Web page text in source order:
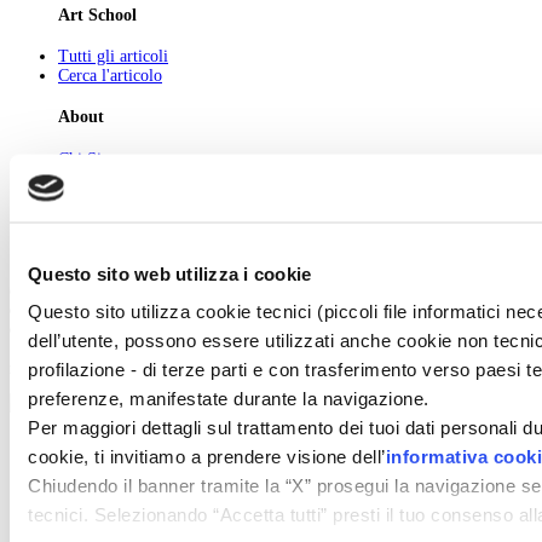
Questo sito web utilizza i cookie
Questo sito utilizza cookie tecnici (piccoli file informatici
dell’utente, possono essere utilizzati anche cookie non
profilazione - di terze parti e con trasferimento verso paesi
preferenze, manifestate durante la navigazione.
Per maggiori dettagli sul trattamento dei tuoi dati personali
cookie, ti invitiamo a prendere visione dell’informativa
Chiudendo il banner tramite la “X” prosegui la navigazione
tecnici. Selezionando “Accetta tutti” presti il tuo consenso
Art School
Tutti gli articoli
Cerca l'articolo
About
Chi Siamo
Pubblicità
Newsletter
Codice fiscale e numero d'iscrizione al Registro Imprese di Milano - 80009810484
Capitale sociale € 8.000.000,00 i.v.
powered by ZUMEDIA